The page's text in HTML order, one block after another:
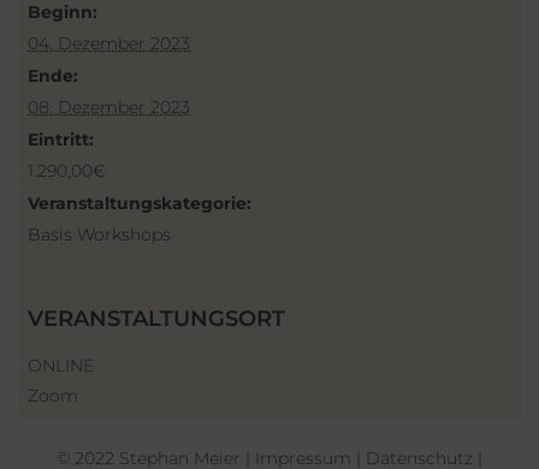
Beginn:
04. Dezember 2023
Ende:
08. Dezember 2023
Eintritt:
1.290,00€
Veranstaltungskategorie:
Basis Workshops
VERANSTALTUNGSORT
ONLINE
Zoom
© 2022 Stephan Meier | Impressum Datenschutz